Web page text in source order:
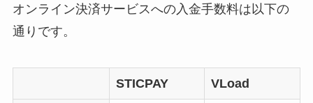
オンライン決済サービスへの入金手数料は以下の
通りです。
STICPAY VLoad